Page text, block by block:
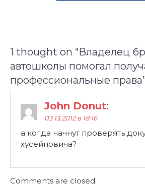
1 thought on “Владелец
автошколы помогал
профессиональные права
John Donut:
03.13.2012 в 18:16
а когда начнут проверять
хусейновича?
Comments are closed.